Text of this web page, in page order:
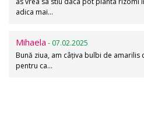
adica mai…
Mihaela - 07.02.2025
Bună ziua, am câțiva bulbi de
pentru ca…